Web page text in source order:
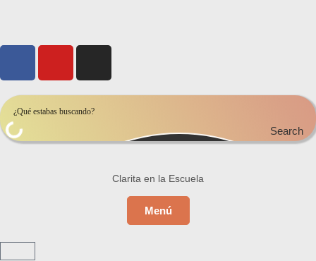
Search
Clarita en la Escuela
Menú